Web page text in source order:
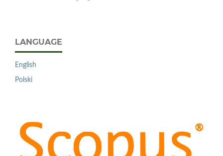
LANGUAGE
English
Polski